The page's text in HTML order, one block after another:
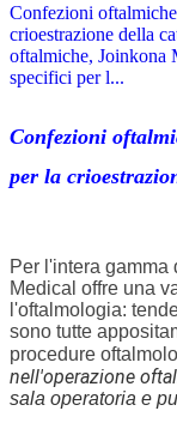
Confezioni
crioestrazione della
oftalmiche, Joinkona
specifici per l...
Confezioni
per la
Per l'intera gamma
Medical offre una
l'oftalmologia:
sono tutte
procedure
nell'operazione
sala operatoria e